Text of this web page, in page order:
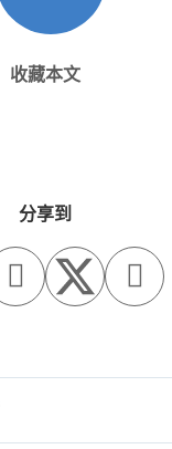
收藏本文
分享到
 